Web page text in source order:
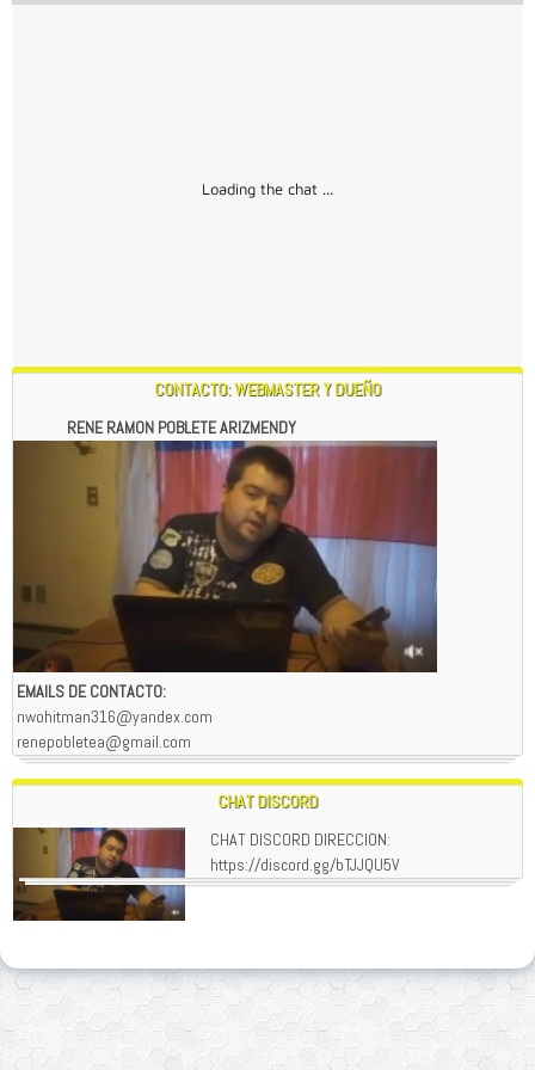
Loading the chat ...
CONTACTO: WEBMASTER Y DUEÑO
RENE RAMON POBLETE ARIZMENDY
EMAILS DE CONTACTO:
nwohitman316@yandex.com
renepobletea@gmail.com
CHAT DISCORD
CHAT DISCORD DIRECCION:
https://discord.gg/bTJJQU5V